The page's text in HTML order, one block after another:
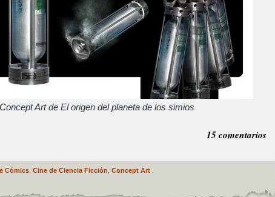
Art de El origen del planeta de los simios
15 comentarios
Cómics, Cine de Ciencia Ficción Concept Art.